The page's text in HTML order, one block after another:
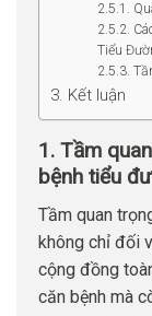
2.5.1.
2.5.2.
Tiểu
2.5.3.
3. Kết luận
1. Tầm
bệnh tiểu
Tầm quan
không chỉ đối
cộng đồng
căn bệnh mà